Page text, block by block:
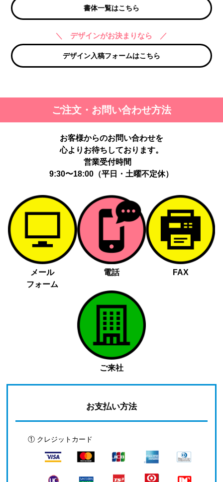
書体一覧はこちら
＼ デザインがお決まりなら ／
デザイン入稿フォームはこちら
ご注文・お問い合わせ方法
お客様からのお問い合わせを
心よりお待ちしております。
営業受付時間
9:30〜18:00（平日・土曜不定休）
メール
フォーム
電話 FAX
ご来社
お支払い方法
① クレジットカード